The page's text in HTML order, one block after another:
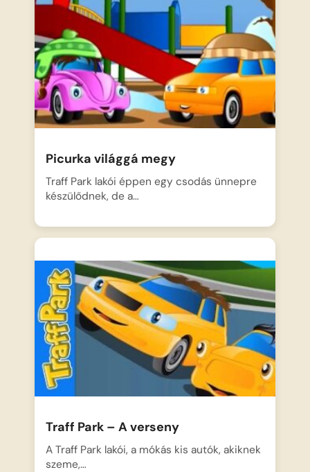
Picurka világgá megy
Traff Park lakói éppen egy csodás ünnepre
készülődnek, de a…
Traff Park – A verseny
A Traff Park lakói, a mókás kis autók, akiknek
szeme,…